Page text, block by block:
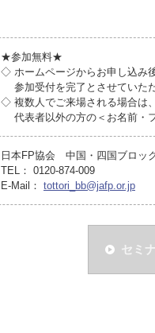
★参加無料★
◇ ホームページからお申し込み
参加受付を完了とさせていただ
◇ 複数人でご来場される場合は
代表者以外の方の＜お名前・
日本FP協会 中国・四国ブロッ
TEL： 0120-874-009
E-Mail： tottori_bb@jafp.or.jp
セミ